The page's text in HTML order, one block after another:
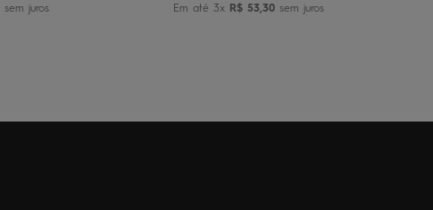
sem juros Em até3x R$ 53,30 sem juros